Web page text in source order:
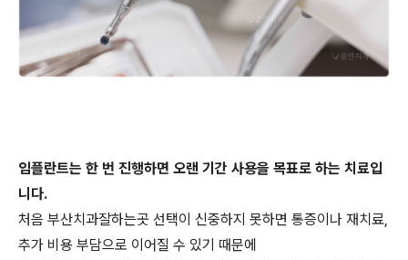
임플란트는 한 번 진행하면 오랜 기간 사용을 목표로 하는 치료입
니다.
처음 부산치과잘하는곳 선택이 신중하지 못하면 통증이나 재치료,
추가 비용 부담으로 이어질 수 있기 때문에